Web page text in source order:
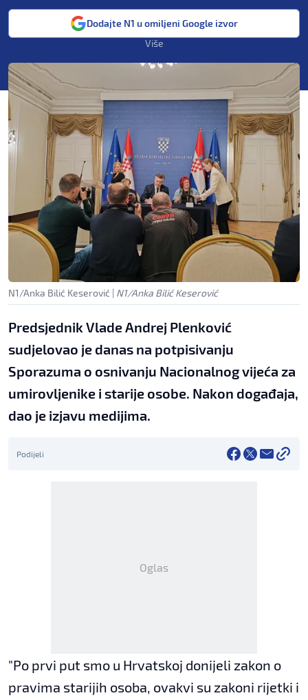
Dodajte N1 u omiljeni Google izvor
Više
N1/Anka Bilić Keserović | N1/Anka Bilić Keserović
Predsjednik Vlade Andrej Plenković
sudjelovao je danas na potpisivanju
Sporazuma o osnivanju Nacionalnog vijeća za
umirovljenike i starije osobe. Nakon događaja,
dao je izjavu medijima.
Podijeli
Oglas
"Po prvi put smo u Hrvatskoj donijeli zakon o
pravima starijih osoba, ovakvi su zakoni rijetki i